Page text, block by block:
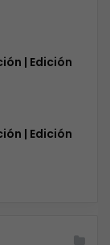
| Edición
| Edición